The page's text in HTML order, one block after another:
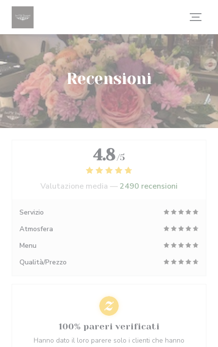
Personalizzazione delle tue scelte sui cookie
Recensioni
4.8 /5
Valutazione media —2490 recensioni
Servizio
Atmosfera
Menu
Qualità/Prezzo
100% pareri verificati
Hanno dato il loro parere solo i clienti che hanno